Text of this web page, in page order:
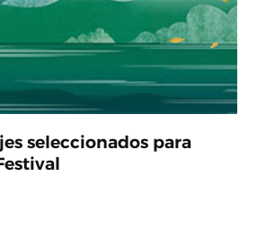
seleccionados para